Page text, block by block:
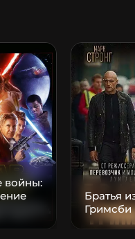
войны:
Братья
Гримсби